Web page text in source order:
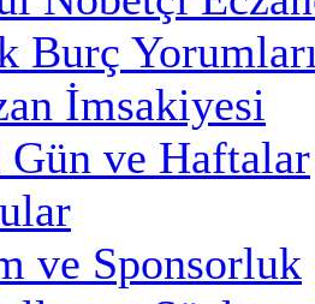
Burç
İmsakiyesi
ve Haftalar
ve Sponsorluk